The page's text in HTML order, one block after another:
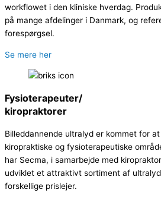
workflowet i den kliniske hverdag.
på mange afdelinger i Danmark, og
forespørgsel.
Se mere her
Fysioterapeuter/
kiropraktorer
Billeddannende ultralyd er kommet for
kiropraktiske og fysioterapeutiske
har Secma, i samarbejde med
udviklet et attraktivt sortiment af
forskellige prislejer.